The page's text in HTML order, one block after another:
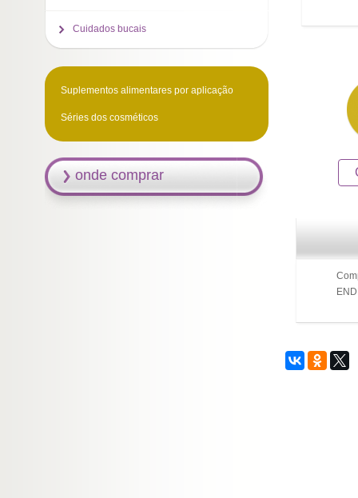
Cuidados bucais
Suplementos alimentares por aplicação
Séries dos cosméticos
onde comprar